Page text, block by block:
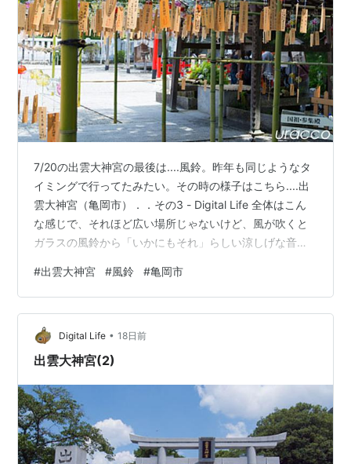
7/20の出雲大神宮の最後は....風鈴。昨年も同じようなタ
イミングで行ってたみたい。その時の様子はこちら....出
雲大神宮（亀岡市）．．その3 - Digital Life 全体はこん
な感じで、それほど広い場所じゃないけど、風が吹くと
ガラスの風鈴から「いかにもそれ」らしい涼しげな音が
そんな日なのにけっこう人はいたんでビックリ。危険な
ので長居はせず、境内を一回りした時点で退散。 ランキ
ング参加中写真・カメラ ランキング参加中ガジェット ラ
ンキング参加中道の駅 ランキング参加中自動車 ランキン
グ参加中gooからきました
#出雲大神宮 #風鈴 #亀岡市
Digital Life • 18日前
出雲大神宮(2)